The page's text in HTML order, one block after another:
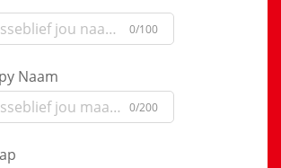
0/100
Naam
0/200